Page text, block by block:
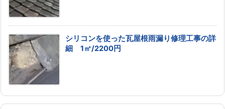
シリコンを使った瓦屋根雨漏り修理工事の詳
細 1㎡/2200円